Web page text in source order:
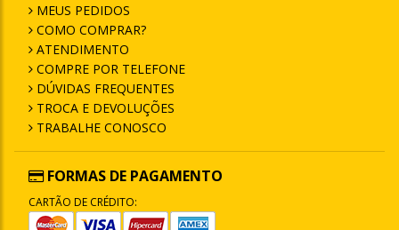
MEUS PEDIDOS
COMO COMPRAR?
ATENDIMENTO
COMPRE POR TELEFONE
DÚVIDAS FREQUENTES
TROCA E DEVOLUÇÕES
TRABALHE CONOSCO
FORMAS DE PAGAMENTO
CARTÃO DE CRÉDITO: